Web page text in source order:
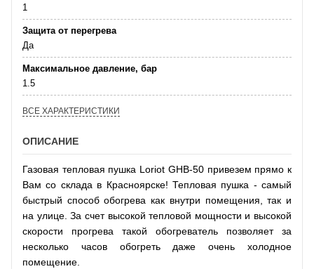
1
Защита от перегрева
Да
Максимальное давление, бар
1.5
ВСЕ ХАРАКТЕРИСТИКИ
ОПИСАНИЕ
Газовая тепловая пушка Loriot GHB-50 привезем прямо к
Вам со склада в Красноярске! Тепловая пушка - самый
быстрый способ обогрева как внутри помещения, так и
на улице. За счет высокой тепловой мощности и высокой
скорости прогрева такой обогреватель позволяет за
несколько часов обогреть даже очень холодное
помещение.